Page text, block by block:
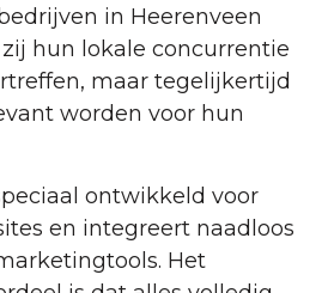
in Heerenveen
hun lokale concurrentie
maar tegelijkertijd
worden voor hun
ontwikkeld voor
en integreert naadloos
Het